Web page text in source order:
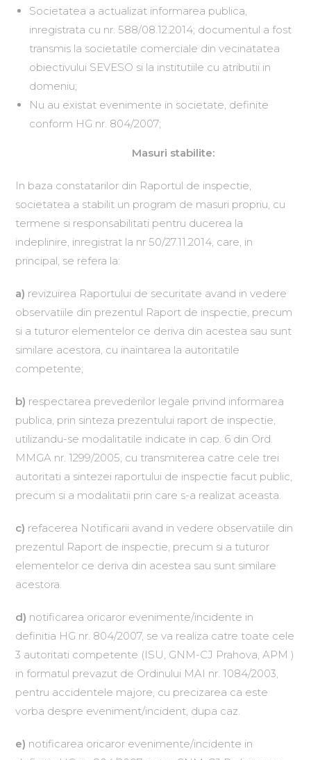
Societatea a actualizat informarea publica,
inregistrata cu nr. 588/08.12.2014; documentul a fost
transmis la societatile comerciale din vecinatatea
obiectivului SEVESO si la institutiile cu atributii in
domeniu;
Nu au existat evenimente in societate, definite
conform HG nr. 804/2007;
Masuri stabilite:
In baza constatarilor din Raportul de inspectie,
societatea a stabilit un program de masuri propriu, cu
termene si responsabilitati pentru ducerea la
indeplinire, inregistrat la nr 50/27.11.2014, care, in
principal, se refera la:
a) revizuirea Raportului de securitate avand in vedere
observatiile din prezentul Raport de inspectie, precum
si a tuturor elementelor ce deriva din acestea sau sunt
similare acestora, cu inaintarea la autoritatile
competente;
b) respectarea prevederilor legale privind informarea
publica, prin sinteza prezentului raport de inspectie,
utilizandu-se modalitatile indicate in cap. 6 din Ord.
MMGA nr. 1299/2005, cu transmiterea catre cele trei
autoritati a sintezei raportului de inspectie facut public,
precum si a modalitatii prin care s-a realizat aceasta.
c) refacerea Notificarii avand in vedere observatiile din
prezentul Raport de inspectie, precum si a tuturor
elementelor ce deriva din acestea sau sunt similare
acestora.
d) notificarea oricaror evenimente/incidente in
definitia HG nr. 804/2007, se va realiza catre toate cele
3 autoritati competente (ISU, GNM-CJ Prahova, APM )
in formatul prevazut de Ordinului MAI nr. 1084/2003,
pentru accidentele majore, cu precizarea ca este
vorba despre eveniment/incident, dupa caz.
e) notificarea oricaror evenimente/incidente in